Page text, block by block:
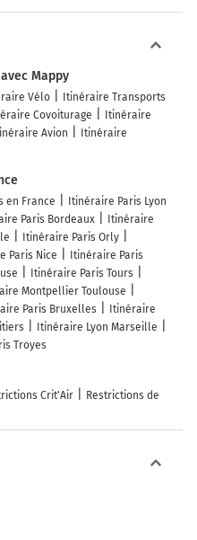
Mappy
Vélo
Itinéraire Transports
Covoiturage
Itinéraire
Avion
Itinéraire
en France
Itinéraire Paris Lyon
Paris Bordeaux
Itinéraire
Itinéraire Paris Orly
Paris Nice
Itinéraire Paris
Itinéraire Paris Tours
Montpellier Toulouse
Paris Bruxelles
Itinéraire
Itinéraire Lyon Marseille
Troyes
Crit'Air
Restrictions de